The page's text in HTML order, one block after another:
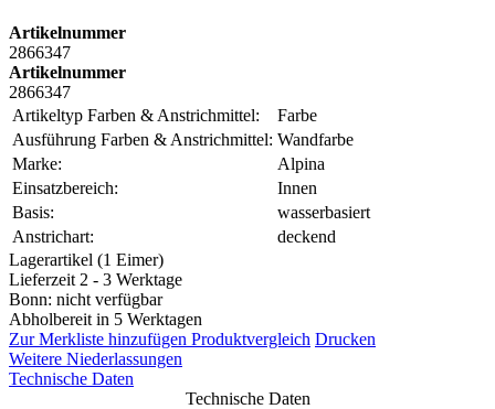
Artikelnummer
2866347
Artikelnummer
2866347
Artikeltyp Farben & Anstrichmittel:
Farbe
Ausführung Farben & Anstrichmittel: Wandfarbe
Marke:
Alpina
Einsatzbereich:
Innen
Basis:
wasserbasiert
Anstrichart:
deckend
Lagerartikel (1 Eimer)
Lieferzeit 2 - 3 Werktage
Bonn: nicht verfügbar
Abholbereit in 5 Werktagen
Zur Merkliste hinzufügen Produktvergleich Drucken
Weitere Niederlassungen
Technische Daten
Technische Daten